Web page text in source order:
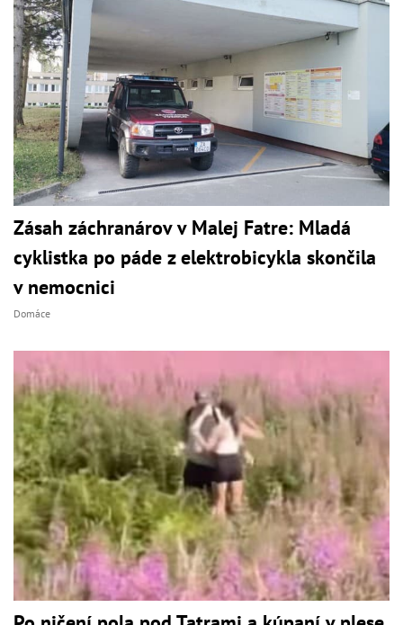
Zásah záchranárov v Malej Fatre: Mladá
cyklistka po páde z elektrobicykla skončila
v nemocnici
Domáce